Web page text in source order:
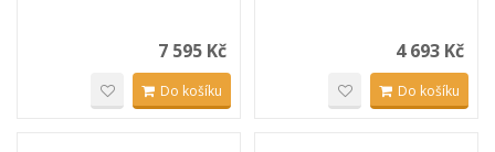
7 595 Kč
Do košíku
4 693 Kč
Do košíku